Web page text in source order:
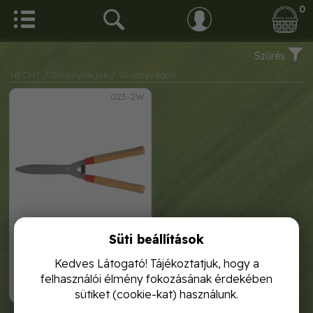
0
Szűrés
HECHT / Sövényvágók
/ Sövényvágók
023-2W
4 990,-
hecht 023-2w sövényvágó
Süti beállítások
Kedves Látogató! Tájékoztatjuk, hogy a
felhasználói élmény fokozásának érdekében
sütiket (cookie-kat) használunk.